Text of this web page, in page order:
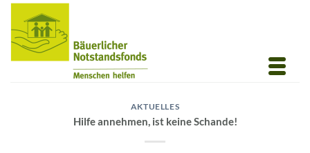
Inhalt
springen
AKTUELLES
Hilfe annehmen, ist keine Schande!